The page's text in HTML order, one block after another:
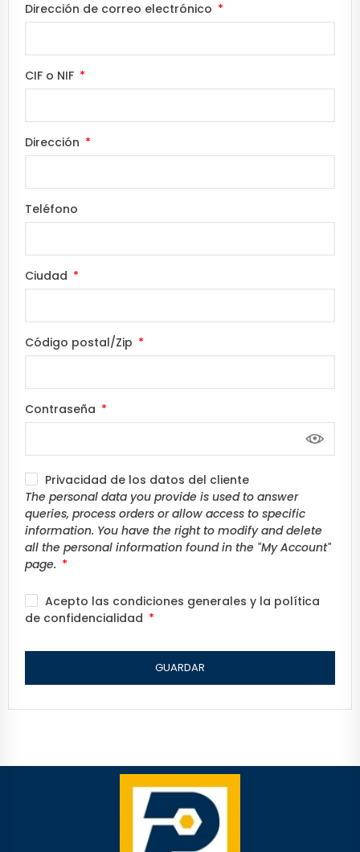
Dirección de correo electrónico
CIF o NIF
Dirección
Teléfono
Ciudad
Código postal/Zip
Contraseña
Privacidad de los datos del cliente
The personal data you provide is used to answer
queries, process orders or allow access to specific
information. You have the right to modify and delete
all the personal information found in the "My Account"
page.
Acepto las condiciones generales y la política
de confidencialidad
GUARDAR